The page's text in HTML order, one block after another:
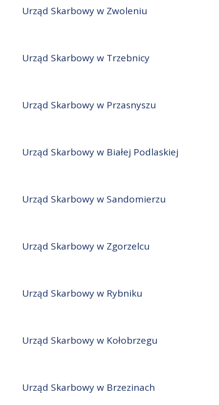
Urząd Skarbowy w Zwoleniu
Urząd Skarbowy w Trzebnicy
Urząd Skarbowy w Przasnyszu
Urząd Skarbowy w Białej Podlaskiej
Urząd Skarbowy w Sandomierzu
Urząd Skarbowy w Zgorzelcu
Urząd Skarbowy w Rybniku
Urząd Skarbowy w Kołobrzegu
Urząd Skarbowy w Brzezinach